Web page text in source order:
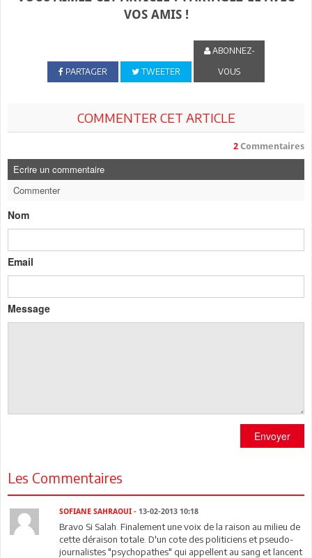
VOS AMIS !
PARTAGER TWEETER
ABONNEZ-
VOUS
COMMENTER CET ARTICLE
2 Commentaires
Ecrire un commentaire
Commenter
Nom
Email
Message
Envoyer
Les Commentaires
SOFIANE SAHRAOUI - 13-02-2013 10:18
Bravo Si Salah. Finalement une voix de la raison au milieu de
cette déraison totale. D'un cote des politiciens et pseudo-
journalistes "psychopathes" qui appellent au sang et lancent